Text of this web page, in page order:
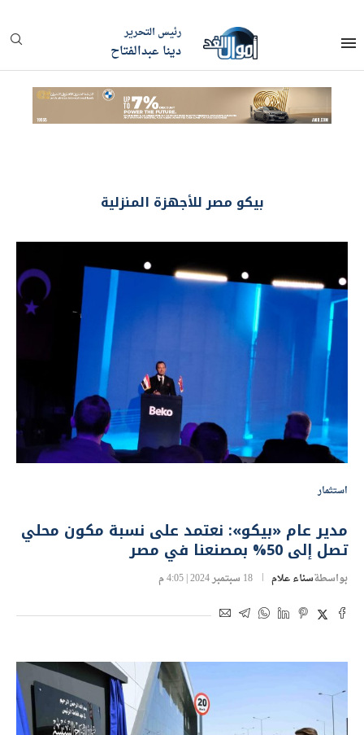
رئيس التحرير
دينا عبدالفتاح
بيكو مصر للأجهزة المنزلية
استثمار
مدير عام «بيكو»: نعتمد على نسبة مكون محلي
تصل إلى 50% بمصنعنا في مصر
بواسطةسناء علام 18 سبتمبر 2024 | 4:05 م